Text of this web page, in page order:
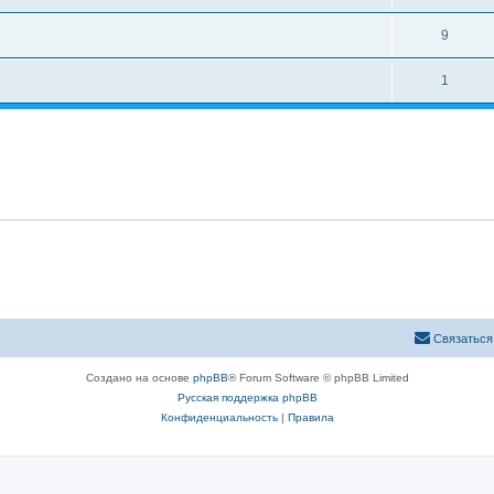
т
ы
е
т
ы
т
т
9О
т
1
т
ы
Создано на основе phpBB® Forum Software © phpBB Limited
Русская поддержка phpBB
Конфиденциальность| Правила